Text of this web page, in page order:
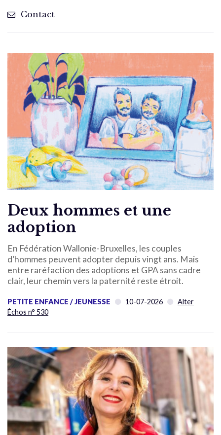
Contact
Deux hommes et une
adoption
En Fédération Wallonie-Bruxelles, les couples
d’hommes peuvent adopter depuis vingt ans. Mais
entre raréfaction des adoptions et GPA sans cadre
clair, leur chemin vers la paternité reste étroit.
PETITE ENFANCE / JEUNESSE 10-07-2026
Alter
Échos n° 530